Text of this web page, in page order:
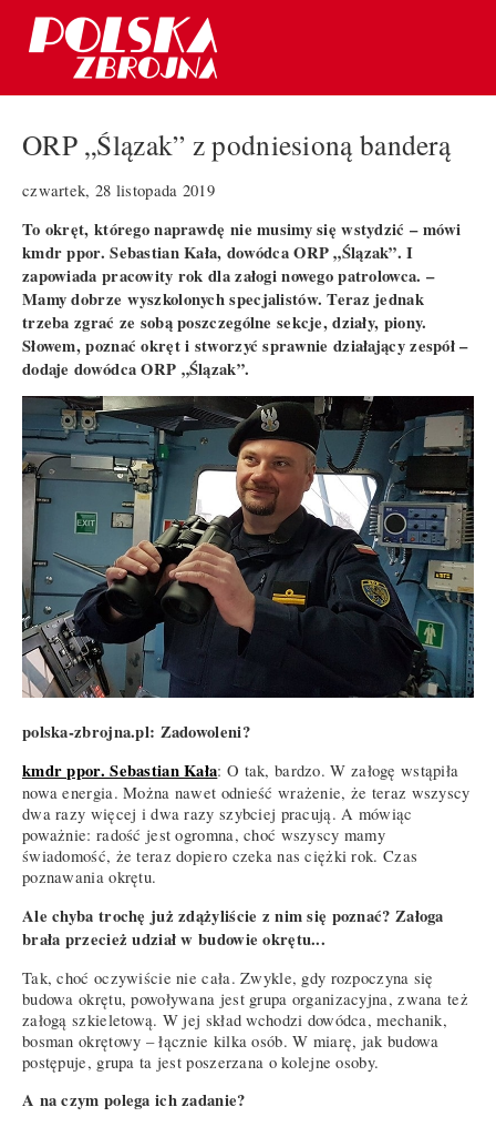
ORP „Ślązak” z podniesioną banderą
czwartek, 28 listopada 2019
To okręt, którego naprawdę nie musimy się wstydzić – mówi
kmdr ppor. Sebastian Kała, dowódca ORP „Ślązak”. I
zapowiada pracowity rok dla załogi nowego patrolowca. –
Mamy dobrze wyszkolonych specjalistów. Teraz jednak
trzeba zgrać ze sobą poszczególne sekcje, działy, piony.
Słowem, poznać okręt i stworzyć sprawnie działający zespół –
dodaje dowódca ORP „Ślązak”.
polska-zbrojna.pl: Zadowoleni?
kmdr ppor. Sebastian Kała: O tak, bardzo. W załogę wstąpiła
nowa energia. Można nawet odnieść wrażenie, że teraz wszyscy
dwa razy więcej i dwa razy szybciej pracują. A mówiąc
poważnie: radość jest ogromna, choć wszyscy mamy
świadomość, że teraz dopiero czeka nas ciężki rok. Czas
poznawania okrętu.
Ale chyba trochę już zdążyliście z nim się poznać? Załoga
brała przecież udział w budowie okrętu...
Tak, choć oczywiście nie cała. Zwykle, gdy rozpoczyna się
budowa okrętu, powoływana jest grupa organizacyjna, zwana też
załogą szkieletową. W jej skład wchodzi dowódca, mechanik,
bosman okrętowy – łącznie kilka osób. W miarę, jak budowa
postępuje, grupa ta jest poszerzana o kolejne osoby.
A na czym polega ich zadanie?